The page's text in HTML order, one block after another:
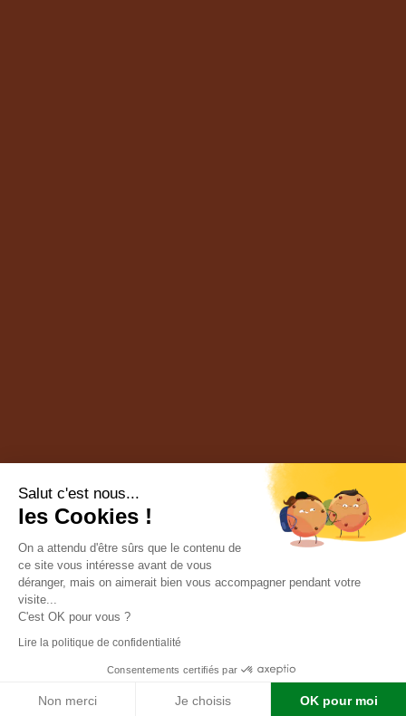
Salut c'est nous...
les Cookies !
On a attendu d'être sûrs que le contenu de
ce site vous intéresse avant de vous
déranger, mais on aimerait bien vous accompagner pendant votre
visite...
C'est OK pour vous ?
Lire la politique de confidentialité
Consentements certifiés par
Non merci Je choisis OK pour moi
| © Chasse Lozère |
Mentions légales
Confidentialité Cookies|Contact